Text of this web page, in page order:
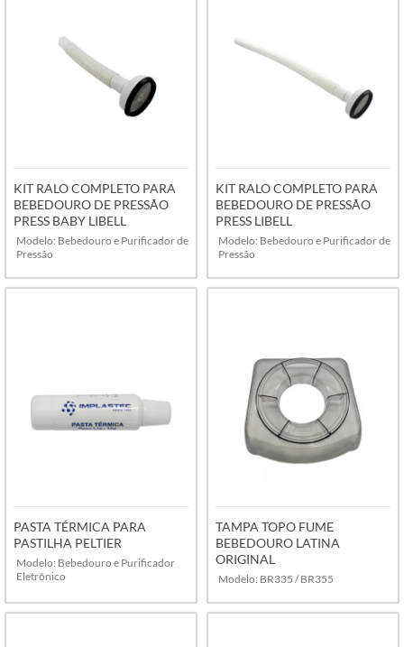
KIT RALO COMPLETO PARA
BEBEDOURO DE PRESSÃO
PRESS BABY LIBELL
Modelo: Bebedouro e Purificador de
Pressão
KIT RALO COMPLETO PARA
BEBEDOURO DE PRESSÃO
PRESS LIBELL
Modelo: Bebedouro e Purificador de
Pressão
PASTA TÉRMICA PARA
PASTILHA PELTIER
Modelo: Bebedouro e Purificador
Eletrônico
TAMPA TOPO FUME
BEBEDOURO LATINA
ORIGINAL
Modelo: BR335 / BR355